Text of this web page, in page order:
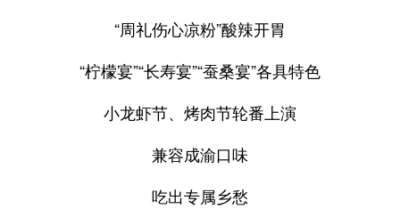
“周礼伤心凉粉”酸辣开胃
“柠檬宴”“长寿宴”“蚕桑宴”各具特色
小龙虾节、烤肉节轮番上演
兼容成渝口味
吃出专属乡愁